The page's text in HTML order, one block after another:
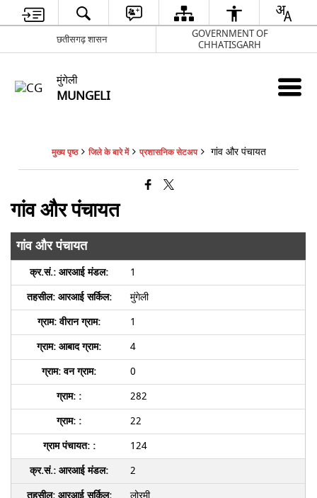
छतीसगढ़ शासन
GOVERNMENT OF
CHHATISGARH
मुंगेली
MUNGELI
मुख्य पृष्ठ जिले के बारे में प्रशासनिक सेटअप गांव और पंचायत
गांव और पंचायत
गांव और पंचायत
1
मुंगेली
1
4
0
282
22
124
2